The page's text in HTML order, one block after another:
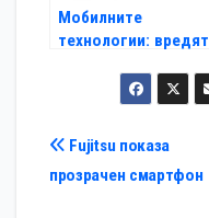
Мобилните
технологии: вредят
Навигация
Fujitsu показа
прозрачен смартфон